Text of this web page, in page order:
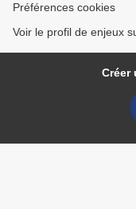
Préférences cookies
Voir le profil de enjeux
Créer